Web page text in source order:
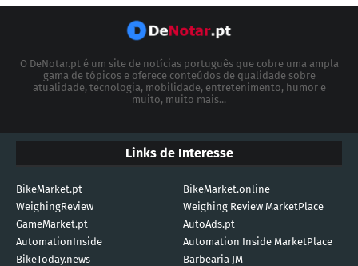
O DeNotar.pt é um site de notícias português que cobre uma ampla
gama de tópicos e oferece conteúdos de qualidade sobre
atualidade, tecnologia, mobilidade, entretenimento, humor e
muito, muito mais...
Links de Interesse
BikeMarket.pt
BikeMarket.online
WeighingReview
Weighing Review MarketPlace
GameMarket.pt
AutoAds.pt
AutomationInside
Automation Inside MarketPlace
BikeToday.news
Barbearia JM